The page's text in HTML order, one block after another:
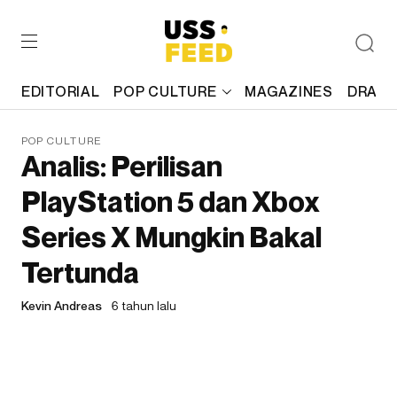
EDITORIAL POP CULTURE MAGAZINES
POP CULTURE
Analis: Perilisan
PlayStation 5 dan Xbox
Series X Mungkin Bakal
Tertunda
Kevin Andreas 6 tahun lalu